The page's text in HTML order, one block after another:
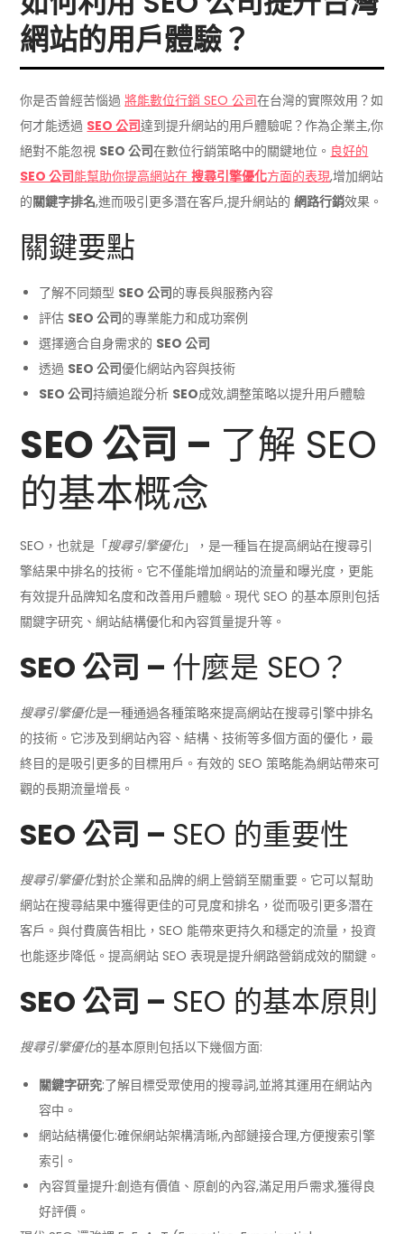
網站的用戶體驗？
你是否曾經苦惱過將能數位行銷 SEO 公司在台灣的實際效用？如
何才能透過 SEO 公司達到提升網站的用戶體驗呢？作為企業主,你
絕對不能忽視 SEO 公司在數位行銷策略中的關鍵地位。 良好的
SEO 公司能幫助你提高網站在搜尋引擎優化方面的表現,增加網站
的關鍵字排名,進而吸引更多潛在客戶,提升網站的網路行銷效果。
關鍵要點
了解不同類型 SEO 公司的專長與服務內容
評估 SEO 公司的專業能力和成功案例
選擇適合自身需求的 SEO 公司
透過 SEO 公司優化網站內容與技術
SEO 公司持續追蹤分析 SEO成效,調整策略以提升用戶體驗
SEO 公司 – 了解 SEO
的基本概念
SEO，也就是「搜尋引擎優化」，是一種旨在提高網站在搜尋引
擎結果中排名的技術。它不僅能增加網站的流量和曝光度，更能
有效提升品牌知名度和改善用戶體驗。現代 SEO 的基本原則包括
關鍵字研究、網站結構優化和內容質量提升等。
SEO 公司 – 什麼是 SEO？
搜尋引擎優化是一種通過各種策略來提高網站在搜尋引擎中排名
的技術。它涉及到網站內容、結構、技術等多個方面的優化，最
終目的是吸引更多的目標用戶。有效的 SEO 策略能為網站帶來可
觀的長期流量增長。
SEO 公司 – SEO 的重要性
搜尋引擎優化對於企業和品牌的網上營銷至關重要。它可以幫助
網站在搜尋結果中獲得更佳的可見度和排名，從而吸引更多潛在
客戶。與付費廣告相比，SEO 能帶來更持久和穩定的流量，投資
也能逐步降低。提高網站 SEO 表現是提升網路營銷成效的關鍵。
SEO 公司 – SEO 的基本原則
搜尋引擎優化的基本原則包括以下幾個方面:
關鍵字研究:了解目標受眾使用的搜尋詞,並將其運用在網站內
容中。
網站結構優化:確保網站架構清晰,內部鏈接合理,方便搜索引擎
索引。
內容質量提升:創造有價值、原創的內容,滿足用戶需求,獲得良
好評價。